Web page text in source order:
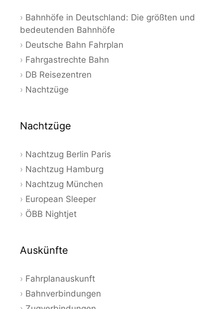
Bahnhöfe in Deutschland: Die größten und
bedeutenden Bahnhöfe
Deutsche Bahn Fahrplan
Fahrgastrechte Bahn
DB Reisezentren
Nachtzüge
Nachtzüge
Nachtzug Berlin Paris
Nachtzug Hamburg
Nachtzug München
European Sleeper
ÖBB Nightjet
Auskünfte
Fahrplanauskunft
Bahnverbindungen